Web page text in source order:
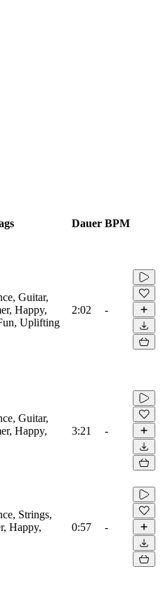
Dauer BPM
Guitar,
Happy,
Uplifting
2:02 -
Guitar,
Happy,
3:21 -
Strings,
Happy,
0:57 -